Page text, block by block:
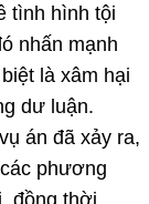
tình hình tội
nhấn mạnh
là xâm hại
dư luận.
án đã xảy ra,
phương
đồng thời